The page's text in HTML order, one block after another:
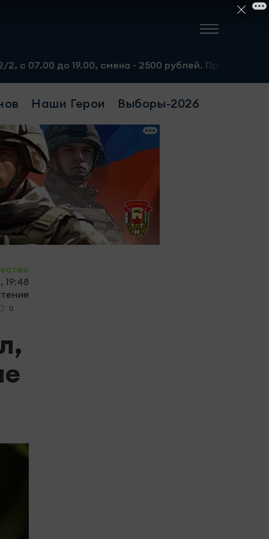
19.00, смена - 2500 рублей. Пр-т
Наши Герои Выборы-2026
19:48
0